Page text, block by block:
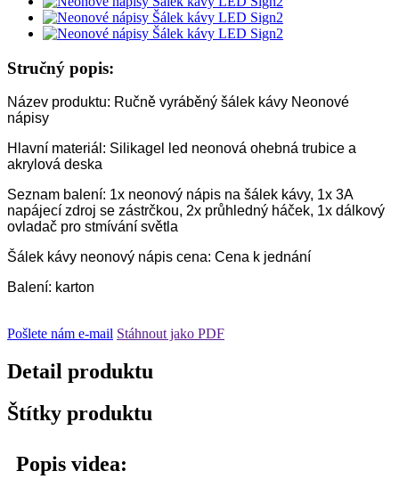
Stručný popis:
Název produktu: Ručně vyráběný šálek kávy Neonové
nápisy
Hlavní materiál: Silikagel led neonová ohebná trubice a
akrylová deska
Seznam balení: 1x neonový nápis na šálek kávy, 1x 3A
napájecí zdroj se zástrčkou, 2x průhledný háček, 1x dálkový
ovladač pro stmívání světla
Šálek kávy neonový nápis cena: Cena k jednání
Balení: karton
Pošlete nám e-mail Stáhnout jako PDF
Detail produktu
Štítky produktu
Popis videa: